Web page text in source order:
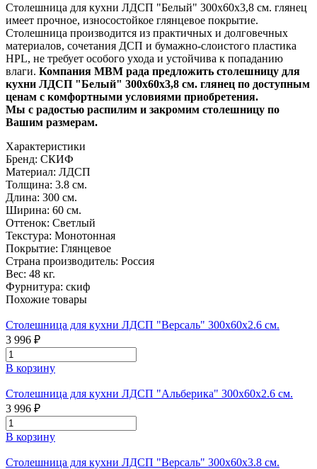
Столешница для кухни ЛДСП "Белый" 300х60х3,8 см. глянец
имеет прочное, износостойкое глянцевое покрытие.
Столешница производится из практичных и долговечных
материалов, сочетания ДСП и бумажно-слоистого пластика
HPL, не требует особого ухода и устойчива к попаданию
влаги. Компания МВМ рада предложить столешницу для
кухни ЛДСП "Белый" 300х60х3,8 см. глянец по доступным
ценам с комфортными условиями приобретения.
Мы с радостью распилим и закромим столешницу по
Вашим размерам.
Характеристики
Бренд: СКИФ
Материал: ЛДСП
Толщина: 3.8 см.
Длина: 300 см.
Ширина: 60 см.
Оттенок: Светлый
Текстура: Монотонная
Покрытие: Глянцевое
Страна производитель: Россия
Вес: 48 кг.
Фурнитура: скиф
Похожие товары
Столешница для кухни ЛДСП "Версаль" 300x60x2.6 см.
3 996 ₽
В корзину
Столешница для кухни ЛДСП "Альберика" 300x60x2.6 см.
3 996 ₽
В корзину
Столешница для кухни ЛДСП "Версаль" 300x60x3.8 см.